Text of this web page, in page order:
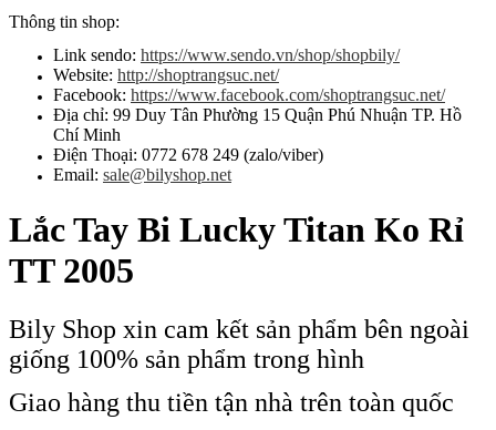
Thông tin shop:
Link sendo: https://www.sendo.vn/shop/shopbily/
Website: http://shoptrangsuc.net/
Facebook: https://www.facebook.com/shoptrangsuc.net/
Địa chỉ: 99 Duy Tân Phường 15 Quận Phú Nhuận TP. Hồ
Chí Minh
Điện Thoại: 0772 678 249 (zalo/viber)
Email: sale@bilyshop.net
Lắc Tay Bi Lucky Titan Ko Rỉ
TT 2005
Bily Shop xin cam kết sản phẩm bên ngoài
giống 100% sản phẩm trong hình
Giao hàng thu tiền tận nhà trên toàn quốc